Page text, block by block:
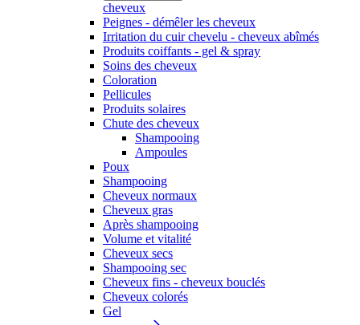
cheveux
Peignes - démêler les cheveux
Irritation du cuir chevelu - cheveux abîmés
Produits coiffants - gel & spray
Soins des cheveux
Coloration
Pellicules
Produits solaires
Chute des cheveux
Shampooing
Ampoules
Poux
Shampooing
Cheveux normaux
Cheveux gras
Après shampooing
Volume et vitalité
Cheveux secs
Shampooing sec
Cheveux fins - cheveux bouclés
Cheveux colorés
Gel